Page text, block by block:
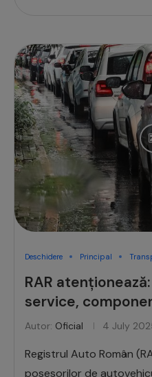
Deschidere Principal
RAR
service,
Autor: Oficial 4 July
Registrul Auto Român
posesorilor de